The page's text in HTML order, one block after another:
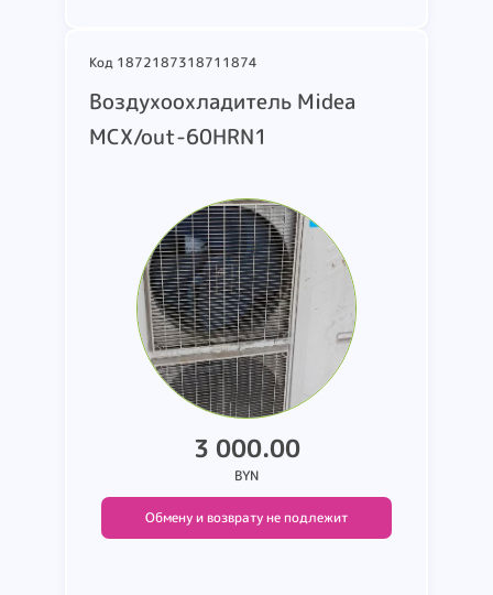
Код 1872187318711874
Воздухоохладитель Midea
MCX/out-60HRN1
3 000.00
BYN
Обмену и возврату не подлежит